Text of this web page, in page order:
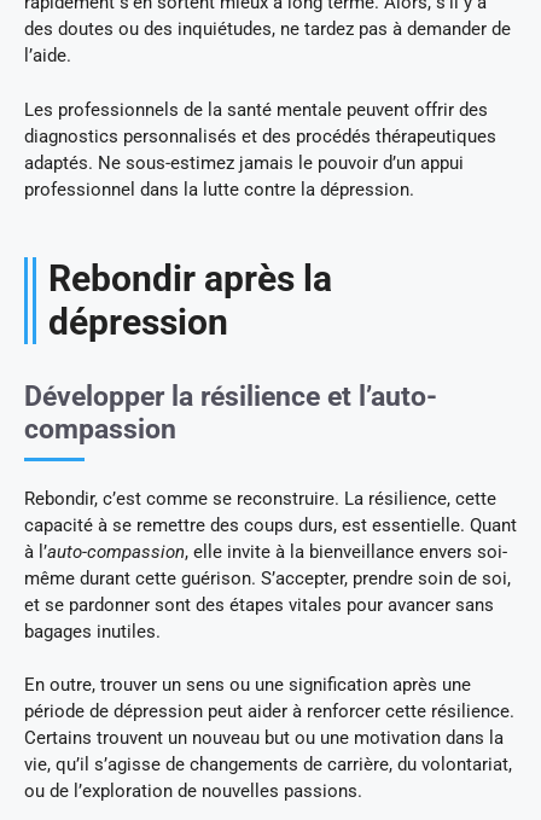
des doutes ou des inquiétudes, ne tardez pas à demander de
l’aide.
Les professionnels de la santé mentale peuvent offrir des
diagnostics personnalisés et des procédés thérapeutiques
adaptés. Ne sous-estimez jamais le pouvoir d’un appui
professionnel dans la lutte contre la dépression.
Rebondir après la
dépression
Développer la résilience et l’auto-
compassion
Rebondir, c’est comme se reconstruire. La résilience, cette
capacité à se remettre des coups durs, est essentielle. Quant
à l’auto-compassion, elle invite à la bienveillance envers soi-
même durant cette guérison. S’accepter, prendre soin de soi,
et se pardonner sont des étapes vitales pour avancer sans
bagages inutiles.
En outre, trouver un sens ou une signification après une
période de dépression peut aider à renforcer cette résilience.
Certains trouvent un nouveau but ou une motivation dans la
vie, qu’il s’agisse de changements de carrière, du volontariat,
ou de l’exploration de nouvelles passions.